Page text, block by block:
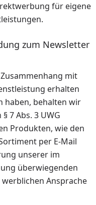
für eigene
zum Newsletter
mit
erhalten
haben, behalten wir
7 Abs. 3 UWG
Produkten, wie den
per E-Mail
unserer im
überwiegenden
Ansprache